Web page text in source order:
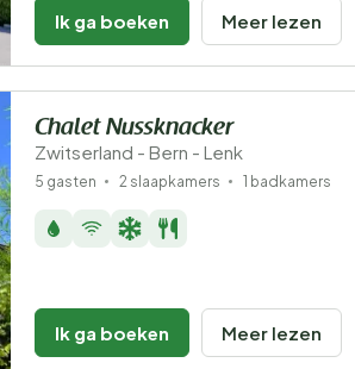
Ik ga boeken Meer lezen
Chalet Nussknacker
Zwitserland - Bern - Lenk
5 gasten 2 slaapkamers 1 badkamers
Ik ga boeken Meer lezen